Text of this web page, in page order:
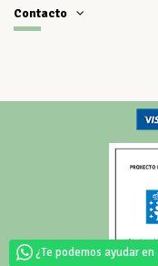
Contacto
¿Te podemos ayudar en